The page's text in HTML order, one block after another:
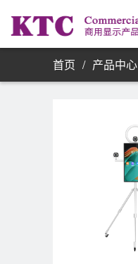
首页 / 产品中心